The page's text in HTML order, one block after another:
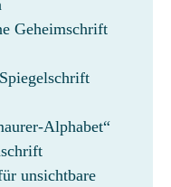
Geheimschrift
Alphabet“
unsichtbare